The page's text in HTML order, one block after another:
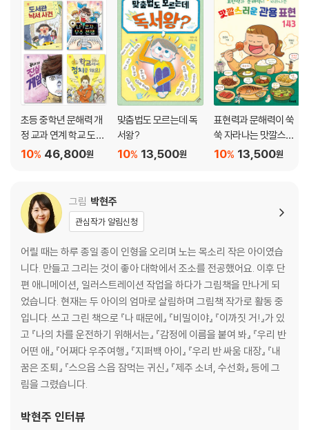
초등 중학년 문해력 개
정 교과 연계 학교 도서
관 필독서 세트
46,800원
10%
맞춤법도 모르는데 독
서왕?
13,500원
10%
표현력과 문해력이 쑥
쑥 자라나는 맛깔스러
운 관용 표현 143
13,500원
10%
그림 박현주
관심작가 알림신청
어릴 때는 하루 종일 종이 인형을 오리며 노는 목소리 작은 아이였습
니다. 만들고 그리는 것이 좋아 대학에서 조소를 전공했어요. 이후 단
편 애니메이션, 일러스트레이션 작업을 하다가 그림책을 만나게 되
었습니다. 현재는 두 아이의 엄마로 살림하며 그림책 작가로 활동 중
입니다. 쓰고 그린 책으로 『나 때문에』 『비밀이야』 『이까짓 거!』가 있
고 『나의 차를 운전하기 위해서는』 『감정에 이름을 붙여 봐』 『우리 반
어떤 애』 『어쩌다 우주여행』 『지퍼백 아이』 『우리 반 싸움 대장』 『내
꿈은 조퇴』 『스으읍 스읍 잠먹는 귀신』 『제주 소녀, 수선화』 등에 그
림을 그렸습니다.
박현주 인터뷰